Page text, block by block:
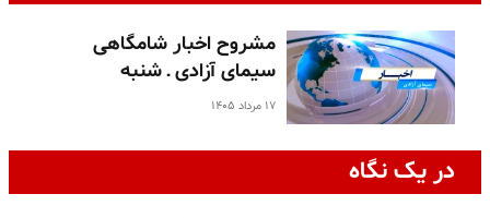
مشروح اخبار شامگاهی
سیمای آزادی ـ شنبه
۱۷ مرداد ۱۴۰۵
در یک نگاه